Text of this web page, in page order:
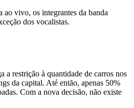
ao vivo, os integrantes da banda
dos vocalistas.
a restrição à quantidade de carros nos
da capital. Até então, apenas 50%
Com a nova decisão, não existe